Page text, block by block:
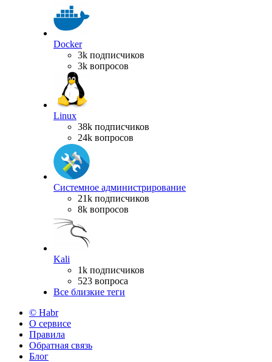
Docker
3k подписчиков
3k вопросов
Linux
38k подписчиков
24k вопросов
Системное администрирование
21k подписчиков
8k вопросов
Kali
1k подписчиков
523 вопроса
Все близкие теги
© Habr
О сервисе
Правила
Обратная связь
Блог